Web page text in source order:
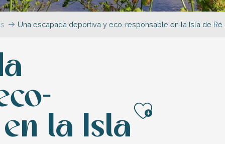
Una escapada deportiva y eco-responsable en la Isla de Ré
la Isla